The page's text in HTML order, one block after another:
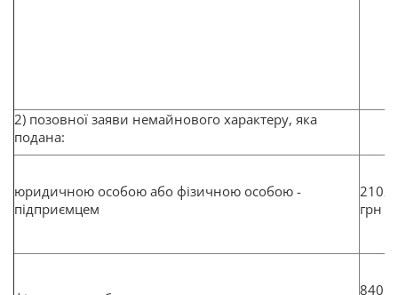
2) позовної заяви немайнового характеру, яка
подана:
юридичною особою або фізичною особою -
підприємцем
2102
грн